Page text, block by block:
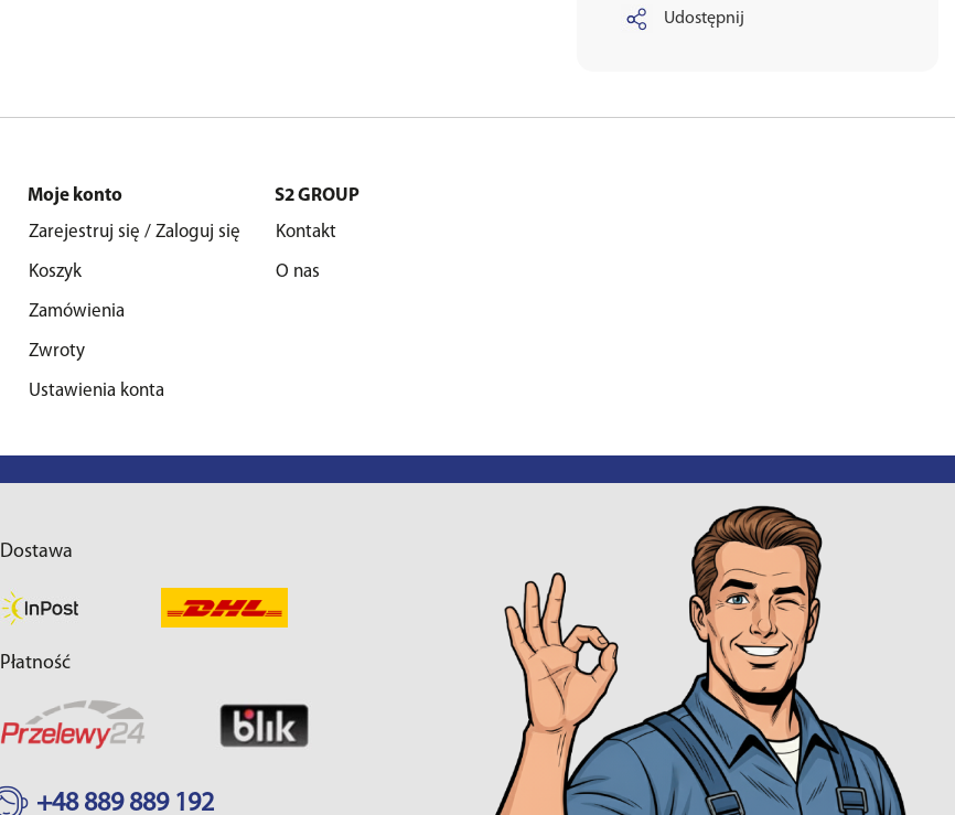
Udostępnij
Moje konto
Zarejestruj się / Zaloguj się
Koszyk
Zamówienia
Zwroty
Ustawienia konta
S2 GROUP
Kontakt
O nas
Dostawa
Płatność
+48 889 889 192